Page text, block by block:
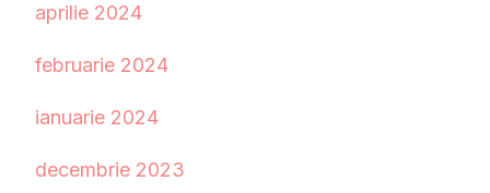
aprilie 2024
februarie 2024
ianuarie 2024
decembrie 2023